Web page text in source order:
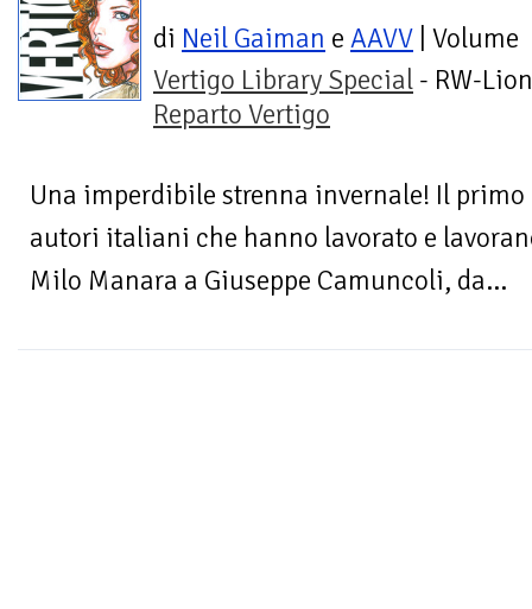
di Neil Gaiman e AAVV | Volume
Vertigo Library Special - RW-
Reparto Vertigo
Una imperdibile strenna invernale! Il
autori italiani che hanno lavorato e
Milo Manara a Giuseppe Camuncoli, da...